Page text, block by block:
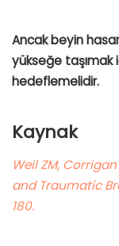
Ancak beyin
yükseğe taşımak
hedeflemelidir.
Kaynak
Weil ZM,
and Traumatic
180.